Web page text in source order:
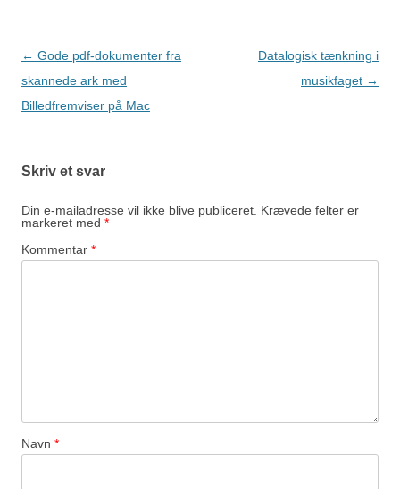
Indlægsnavigation
← Gode pdf-dokumenter fra
skannede ark med
Billedfremviser på Mac
Datalogisk tænkning i
musikfaget →
Skriv et svar
Din e-mailadresse vil ikke blive publiceret. Krævede felter er
markeret med *
Kommentar *
Navn *